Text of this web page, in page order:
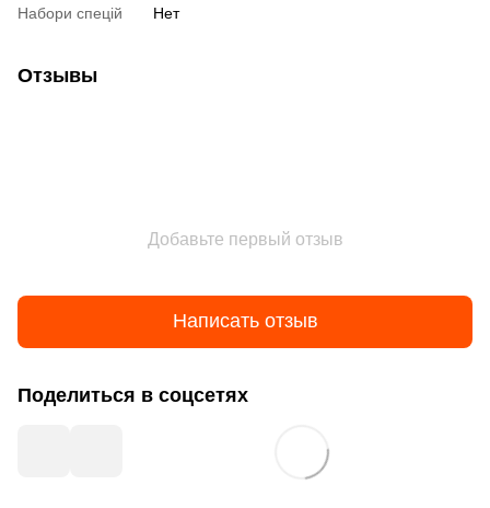
Набори спецій Нет
Отзывы
Добавьте первый отзыв
Написать отзыв
Поделиться в соцсетях